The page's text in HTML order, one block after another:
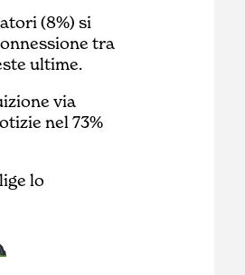
(8%) si
tra
ultime.
via
nel 73%
lo